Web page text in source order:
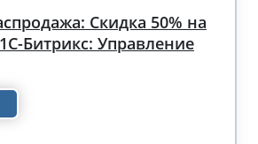
Скидка 50% на
Битрикс: Управление